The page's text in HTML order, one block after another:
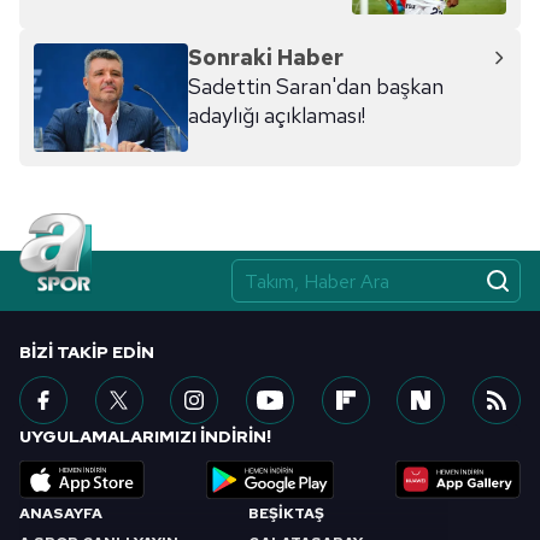
Sonraki Haber
Sadettin Saran'dan başkan
adaylığı açıklaması!
ANASAYFA
BEŞİKTAŞ
BIZI TAKIP EDIN
UYGULAMALARIMIZI İNDİRİN!